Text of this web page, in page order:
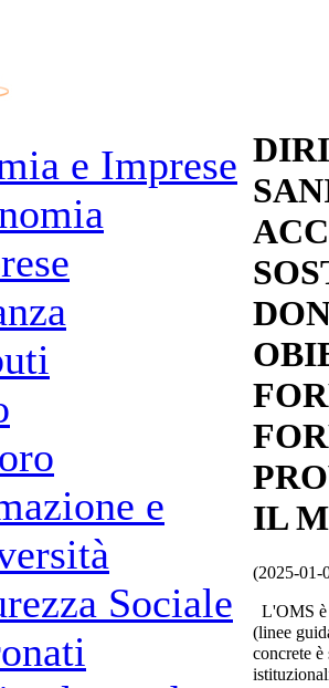
e Imprese
e
Sociale
IL
(2025-01-
L'OMS è
(linee
concrete è